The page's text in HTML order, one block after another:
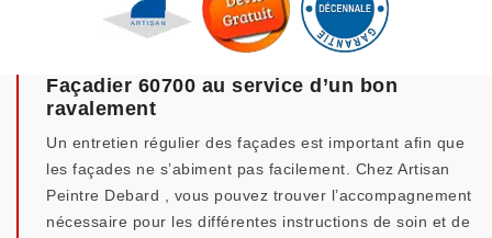
Façadier 60700 au service d’un bon
ravalement
Un entretien régulier des façades est important afin que
les façades ne s’abiment pas facilement. Chez Artisan
Peintre Debard , vous pouvez trouver l’accompagnement
nécessaire pour les différentes instructions de soin et de